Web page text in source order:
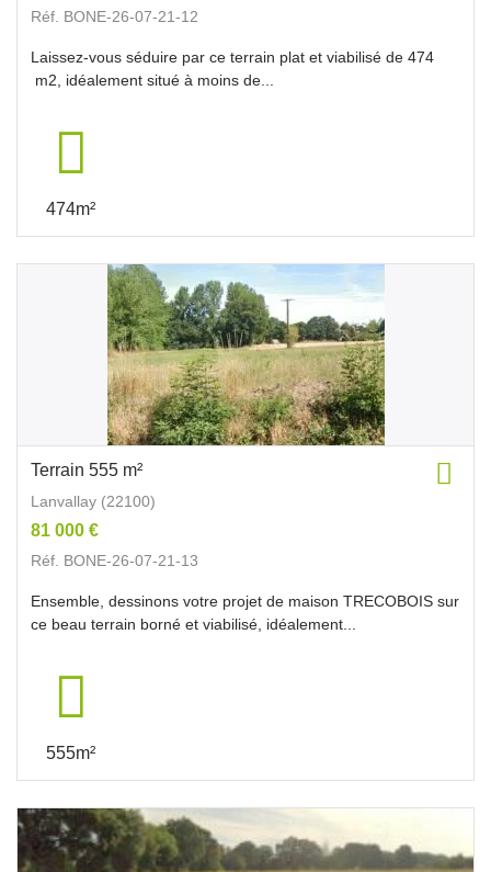
Réf. BONE-26-07-21-12
Laissez-vous séduire par ce terrain plat et viabilisé de 474
m2, idéalement situé à moins de...
474m²
Terrain 555 m²
Lanvallay (22100)
81 000 €
Réf. BONE-26-07-21-13
Ensemble, dessinons votre projet de maison TRECOBOIS sur
ce beau terrain borné et viabilisé, idéalement...
555m²